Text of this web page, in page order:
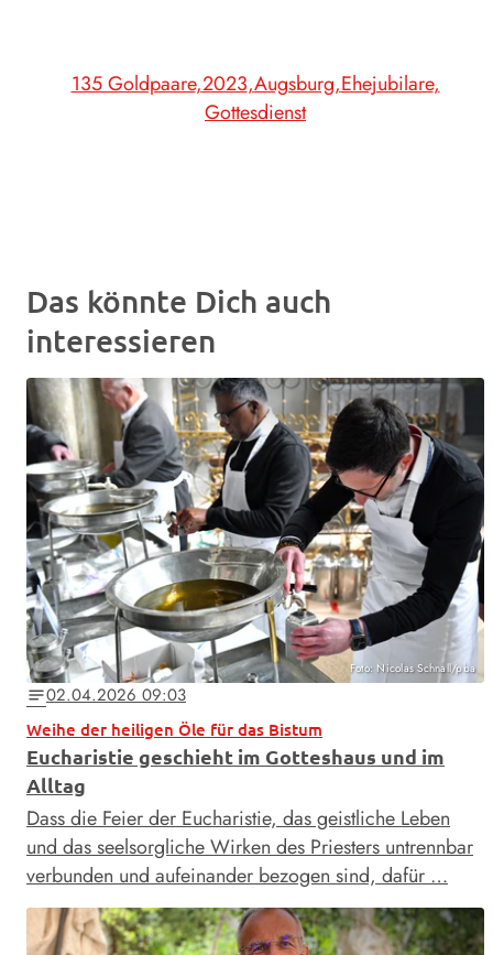
135 Goldpaare 2023 Augsburg Ehejubilare
Gottesdienst
Das könnte Dich auch
interessieren
Foto: Nicolas Schnall/pba
notes02.04.2026 09:03
Weihe der heiligen Öle für das Bistum
Eucharistie geschieht im Gotteshaus und im
Alltag
Dass die Feier der Eucharistie, das geistliche Leben
und das seelsorgliche Wirken des Priesters untrennbar
verbunden und aufeinander bezogen sind, dafür …